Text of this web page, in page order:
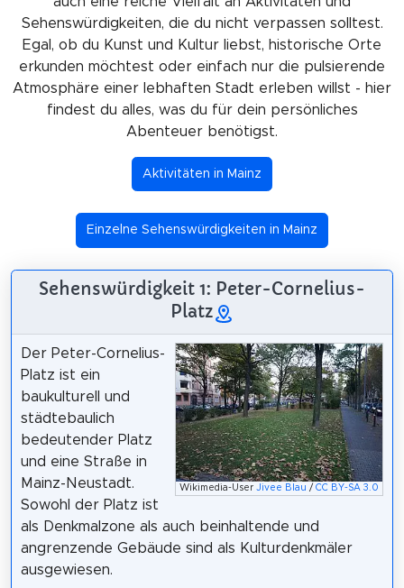
Sehenswürdigkeiten, die du nicht verpassen solltest.
Egal, ob du Kunst und Kultur liebst, historische Orte
erkunden möchtest oder einfach nur die pulsierende
Atmosphäre einer lebhaften Stadt erleben willst - hier
findest du alles, was du für dein persönliches
Abenteuer benötigst.
Aktivitäten in Mainz
Einzelne Sehenswürdigkeiten in Mainz
Sehenswürdigkeit 1: Peter-Cornelius-
Platz
Wikimedia-UserJivee Blau /CC BY-SA 3.0
Der Peter-Cornelius-
Platz ist ein
baukulturell und
städtebaulich
bedeutender Platz
und eine Straße in
Mainz-Neustadt.
Sowohl der Platz ist
als Denkmalzone als auch beinhaltende und
angrenzende Gebäude sind als Kulturdenkmäler
ausgewiesen.